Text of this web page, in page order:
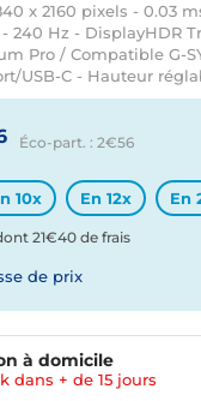
x 2160 pixels - 0.03
240 Hz - DisplayHDR
Pro / Compatible G-
USB-C - Hauteur
Éco-part. : 2€56
10x En 12x En
21€40 de frais
de prix
à domicile
dans + de 15 jours